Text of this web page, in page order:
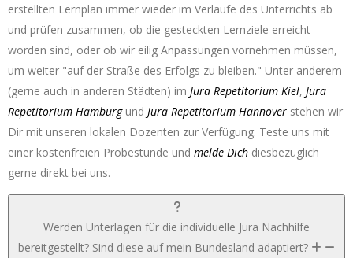
erstellten Lernplan immer wieder im Verlaufe des Unterrichts ab
und prüfen zusammen, ob die gesteckten Lernziele erreicht
worden sind, oder ob wir eilig Anpassungen vornehmen müssen,
um weiter "auf der Straße des Erfolgs zu bleiben." Unter anderem
(gerne auch in anderen Städten) im Jura Repetitorium Kiel, Jura
Repetitorium Hamburgund Jura Repetitorium Hannover stehen wir
Dir mit unseren lokalen Dozenten zur Verfügung. Teste uns mit
einer kostenfreien Probestunde und melde Dich diesbezüglich
gerne direkt bei uns.
Werden Unterlagen für die individuelle Jura Nachhilfe
bereitgestellt? Sind diese auf mein Bundesland adaptiert?